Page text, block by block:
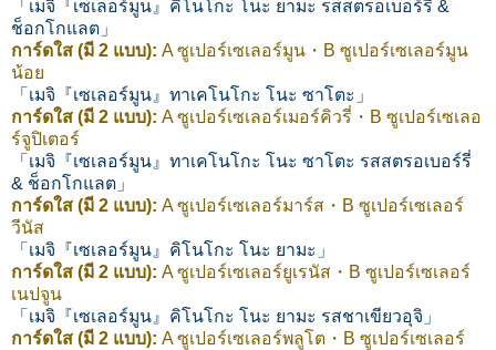
「เมจิ『เซเลอร์มูน』คิโนโกะ โนะ ยามะ รสสตรอเบอร์รี่ &
ช็อกโกแลต」
การ์ดใส (มี 2 แบบ): A ซูเปอร์เซเลอร์มูน・B ซูเปอร์เซเลอร์มูน
น้อย
「เมจิ『เซเลอร์มูน』ทาเคโนโกะ โนะ ซาโตะ」
การ์ดใส (มี 2 แบบ): A ซูเปอร์เซเลอร์เมอร์คิวรี่・B ซูเปอร์เซเลอ
ร์จูปิเตอร์
「เมจิ『เซเลอร์มูน』ทาเคโนโกะ โนะ ซาโตะ รสสตรอเบอร์รี่
& ช็อกโกแลต」
การ์ดใส (มี 2 แบบ): A ซูเปอร์เซเลอร์มาร์ส・B ซูเปอร์เซเลอร์
วีนัส
「เมจิ『เซเลอร์มูน』คิโนโกะ โนะ ยามะ」
การ์ดใส (มี 2 แบบ): A ซูเปอร์เซเลอร์ยูเรนัส・B ซูเปอร์เซเลอร์
เนปจูน
「เมจิ『เซเลอร์มูน』คิโนโกะ โนะ ยามะ รสชาเขียวอุจิ」
การ์ดใส (มี 2 แบบ): A ซูเปอร์เซเลอร์พลูโต・B ซูเปอร์เซเลอร์